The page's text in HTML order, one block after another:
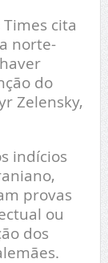
cita
norte-
do
Zelensky,
indícios
provas
ou
dos